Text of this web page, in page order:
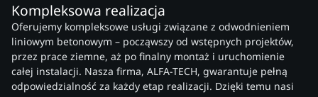
Kompleksowa realizacja
Oferujemy kompleksowe usługi związane z odwodnieniem
liniowym betonowym – począwszy od wstępnych projektów,
przez prace ziemne, aż po finalny montaż i uruchomienie
całej instalacji. Nasza firma, ALFA-TECH, gwarantuje pełną
odpowiedzialność za każdy etap realizacji. Dzięki temu nasi